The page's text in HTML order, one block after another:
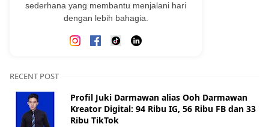
sederhana yang membantu menjalani hari
dengan lebih bahagia.
RECENT POST
Profil Juki Darmawan alias Ooh Darmawan
Kreator Digital: 94 Ribu IG, 56 Ribu FB dan 33
Ribu TikTok